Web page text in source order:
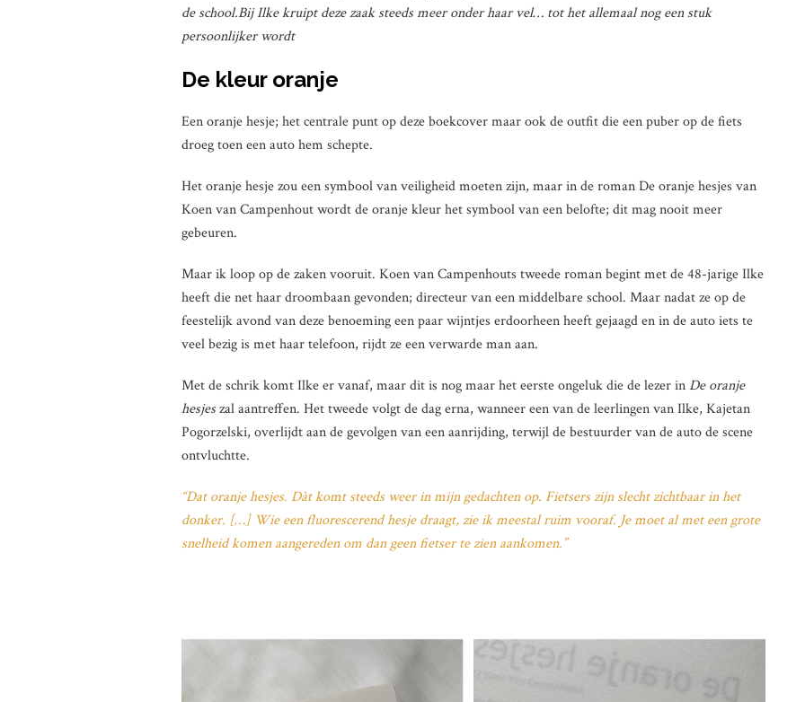
de school.Bij Ilke kruipt deze zaak steeds meer onder haar vel… tot het allemaal nog een stuk
persoonlijker wordt
De kleur oranje
Een oranje hesje; het centrale punt op deze boekcover maar ook de outfit die een puber op de fiets
droeg toen een auto hem schepte.
Het oranje hesje zou een symbool van veiligheid moeten zijn, maar in de roman De oranje hesjes van
Koen van Campenhout wordt de oranje kleur het symbool van een belofte; dit mag nooit meer
gebeuren.
Maar ik loop op de zaken vooruit. Koen van Campenhouts tweede roman begint met de 48-jarige Ilke
heeft die net haar droombaan gevonden; directeur van een middelbare school. Maar nadat ze op de
feestelijk avond van deze benoeming een paar wijntjes erdoorheen heeft gejaagd en in de auto iets te
veel bezig is met haar telefoon, rijdt ze een verwarde man aan.
Met de schrik komt Ilke er vanaf, maar dit is nog maar het eerste ongeluk die de lezer inDe oranje
hesjeszal aantreffen. Het tweede volgt de dag erna, wanneer een van de leerlingen van Ilke, Kajetan
Pogorzelski, overlijdt aan de gevolgen van een aanrijding, terwijl de bestuurder van de auto de scene
ontvluchtte.
“Dat oranje hesjes. Dàt komt steeds weer in mijn gedachten op. Fietsers zijn slecht zichtbaar in het
donker. […] Wie een fluorescerend hesje draagt, zie ik meestal ruim vooraf. Je moet al met een grote
snelheid komen aangereden om dan geen fietser te zien aankomen.”